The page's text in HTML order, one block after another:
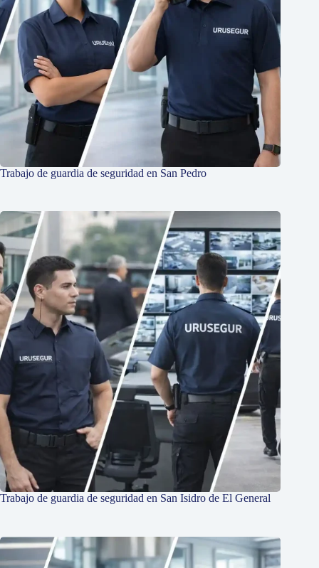
Trabajo de guardia de seguridad en San Pedro
Trabajo de guardia de seguridad en San Isidro de El General